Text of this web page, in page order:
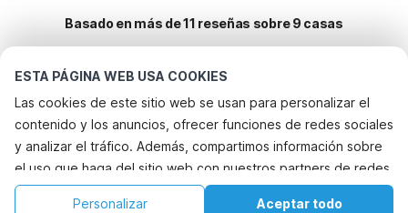
ESTA PÁGINA WEB USA COOKIES
Las cookies de este sitio web se usan para personalizar el
contenido y los anuncios, ofrecer funciones de redes sociales
y analizar el tráfico. Además, compartimos información sobre
el uso que haga del sitio web con nuestros partners de redes
sociales, publicidad y análisis web, quienes pueden
Aceptar todo
Personalizar
Basado en más de 11 reseñas sobre 9 casas
Destinos más populares para vacaciones
Ciudades con los mejores servicios para vacaciones
Casa de vacaciones con jardín oosterend-terschelling
Alquileres vacacionales para familias con niños jornets
Servicios populares para vacaciones en Rasquera
Alquileres vacacionales para familias con niños
Ciudades populares para vacaciones en Cataluna